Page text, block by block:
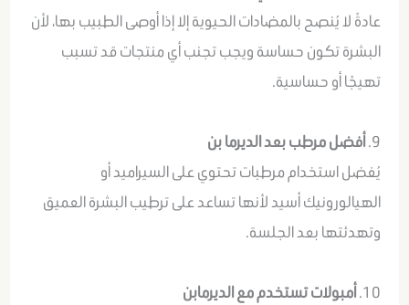
عادةً لا يُنصح بالمضادات الحيوية إلا إذا أوصى الطبيب بها، لأن
البشرة تكون حساسة ويجب تجنب أي منتجات قد تسبب
تهيجًا أو حساسية.
9. أفضل مرطب بعد الديرما بن
يُفضل استخدام مرطبات تحتوي على السيراميد أو
الهيالورونيك أسيد لأنها تساعد على ترطيب البشرة العميق
وتهدئتها بعد الجلسة.
10. أمبولات تستخدم مع الديرمابن